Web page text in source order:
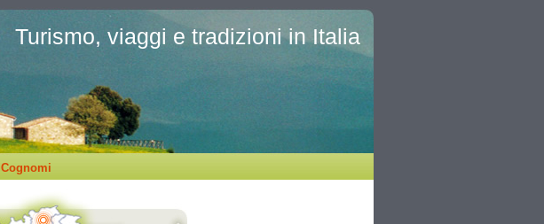
Turismo, viaggi e tradizioni in Italia
Cognomi